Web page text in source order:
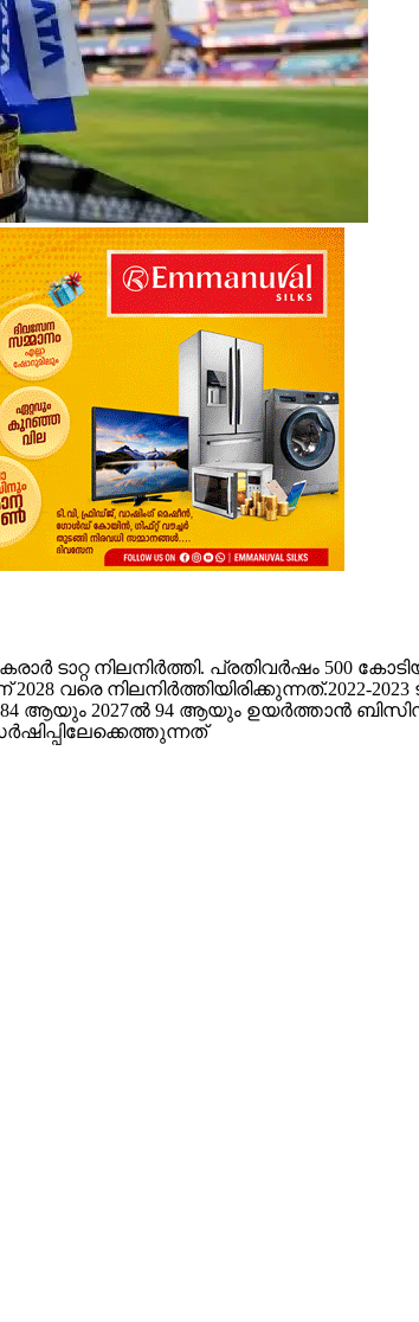
നിലനിർത്തി. പ്രതിവർഷം 500
നിലനിർത്തിയിരിക്കുന്നത്.2022-2023
84 ആയും 2027ൽ 94 ആയും